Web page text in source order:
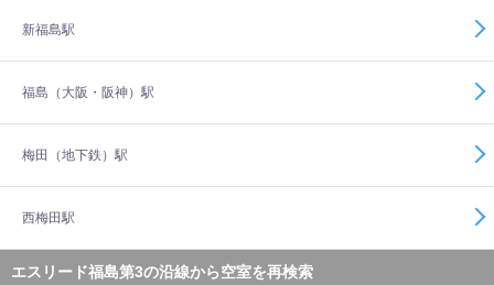
新福島駅
福島（大阪・阪神）駅
梅田（地下鉄）駅
西梅田駅
エスリード福島第3の沿線から空室を再検索